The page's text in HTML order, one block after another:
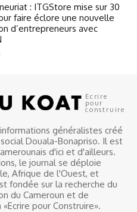
: ITGStore mise sur 30
faire éclore une nouvelle
d’entrepreneurs avec
Ecrire
pour
construire
généralistes créé
Douala-Bonapriso. Il est
d'ici et d'ailleurs.
le journal se déploie
Afrique de l'Ouest, et
fondée sur la recherche du
du Cameroun et de
pour Construire».